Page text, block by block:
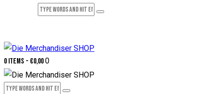
0 items - €0,000